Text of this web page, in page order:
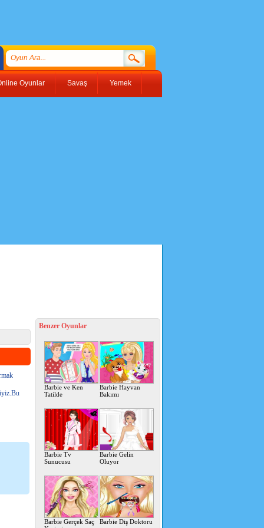
Oyunlar Savaş Yemek
Benzer Oyunlar
Barbie ve Ken
Tatilde
Barbie Hayvan
Bakımı
Barbie Tv
Sunucusu
Barbie Gelin
Oluyor
Barbie Gerçek Saç
Barbie Diş Doktoru